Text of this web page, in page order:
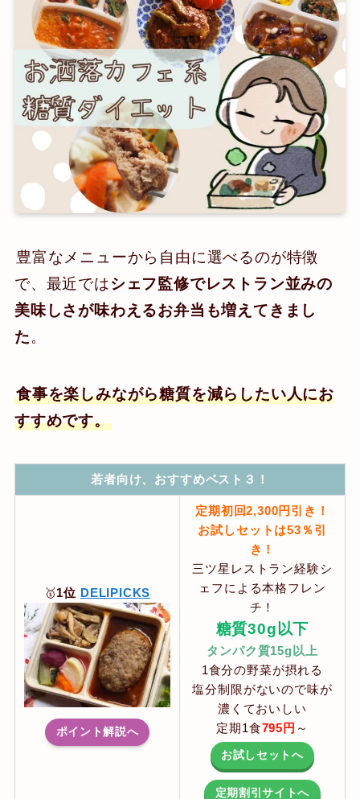
豊富なメニューから自由に選べるのが特徴
で、最近ではシェフ監修でレストラン並みの
美味しさが味わえるお弁当も増えてきまし
た。
食事を楽しみながら糖質を減らしたい人にお
すすめです。
若者向け、おすすめベスト３！
🥇1位 DELIPICKS
ポイント解説へ
定期初回2,300円引き！
お試しセットは53％引
き！
三ツ星レストラン経験シ
ェフによる本格フレン
チ！
糖質30g以下
タンパク質15g以上
1食分の野菜が摂れる
塩分制限がないので味が
濃くておいしい
定期1食795 円 ～
お試しセットへ
定期割引サイトへ